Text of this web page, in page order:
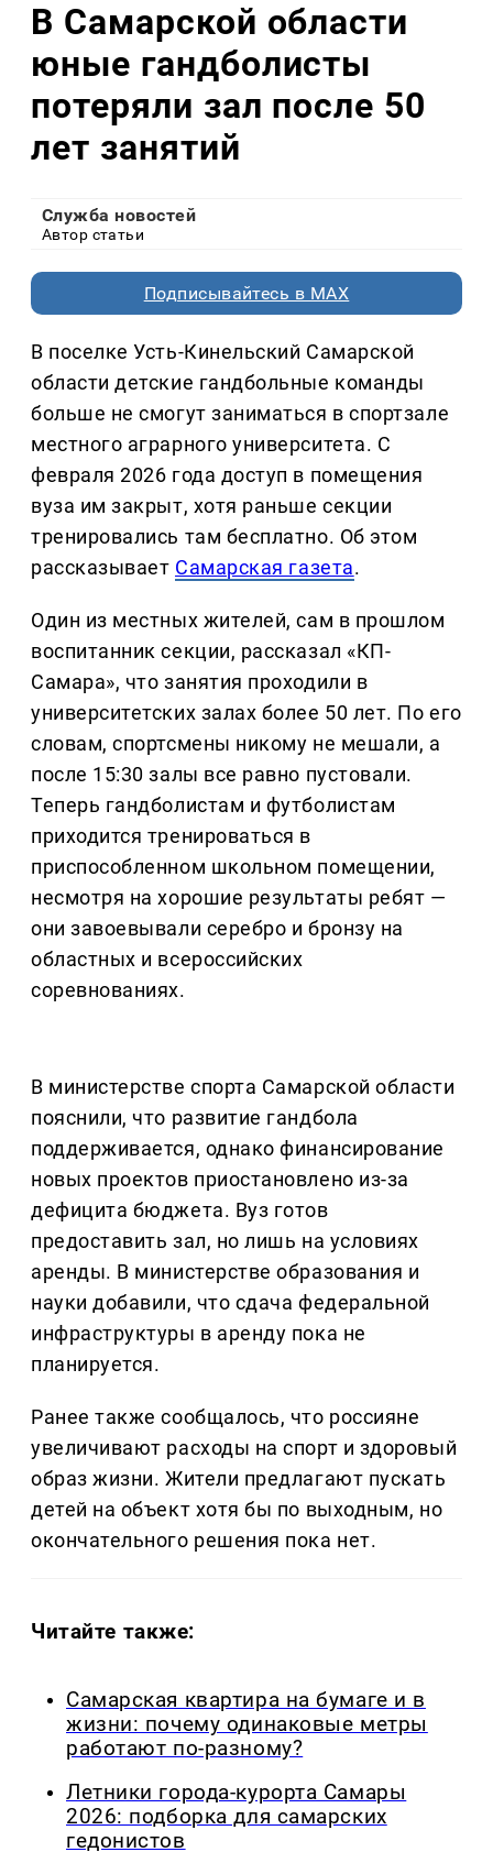
В Самарской области
юные гандболисты
потеряли зал после 50
лет занятий
Служба новостей
Автор статьи
Подписывайтесь в MAX
В поселке Усть-Кинельский Самарской
области детские гандбольные команды
больше не смогут заниматься в спортзале
местного аграрного университета. С
февраля 2026 года доступ в помещения
вуза им закрыт, хотя раньше секции
тренировались там бесплатно. Об этом
рассказывает Самарская газета.
Один из местных жителей, сам в прошлом
воспитанник секции, рассказал «КП-
Самара», что занятия проходили в
университетских залах более 50 лет. По его
словам, спортсмены никому не мешали, а
после 15:30 залы все равно пустовали.
Теперь гандболистам и футболистам
приходится тренироваться в
приспособленном школьном помещении,
несмотря на хорошие результаты ребят —
они завоевывали серебро и бронзу на
областных и всероссийских
соревнованиях.
В министерстве спорта Самарской области
пояснили, что развитие гандбола
поддерживается, однако финансирование
новых проектов приостановлено из-за
дефицита бюджета. Вуз готов
предоставить зал, но лишь на условиях
аренды. В министерстве образования и
науки добавили, что сдача федеральной
инфраструктуры в аренду пока не
планируется.
Ранее также сообщалось, что россияне
увеличивают расходы на спорт и здоровый
образ жизни. Жители предлагают пускать
детей на объект хотя бы по выходным, но
окончательного решения пока нет.
Читайте также:
Самарская квартира на бумаге и в
жизни: почему одинаковые метры
работают по-разному?
Летники города-курорта Самары
2026: подборка для самарских
гедонистов